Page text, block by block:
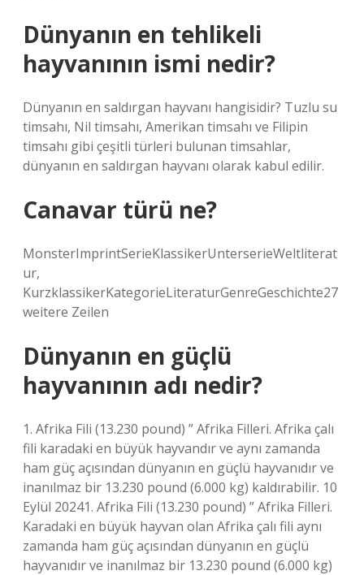
Dünyanın en tehlikeli
hayvanının ismi nedir?
Dünyanın en saldırgan hayvanı hangisidir? Tuzlu su
timsahı, Nil timsahı, Amerikan timsahı ve Filipin
timsahı gibi çeşitli türleri bulunan timsahlar,
dünyanın en saldırgan hayvanı olarak kabul edilir.
Canavar türü ne?
MonsterImprintSerieKlassikerUnterserieWeltliterat
ur,
KurzklassikerKategorieLiteraturGenreGeschichte27
weitere Zeilen
Dünyanın en güçlü
hayvanının adı nedir?
1. Afrika Fili (13.230 pound) ” Afrika Filleri. Afrika çalı
fili karadaki en büyük hayvandır ve aynı zamanda
ham güç açısından dünyanın en güçlü hayvanıdır ve
inanılmaz bir 13.230 pound (6.000 kg) kaldırabilir. 10
Eylül 20241. Afrika Fili (13.230 pound) ” Afrika Filleri.
Karadaki en büyük hayvan olan Afrika çalı fili aynı
zamanda ham güç açısından dünyanın en güçlü
hayvanıdır ve inanılmaz bir 13.230 pound (6.000 kg)